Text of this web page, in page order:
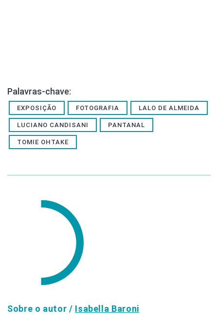
Palavras-chave:
EXPOSIÇÃO FOTOGRAFIA LALO DE ALMEIDA
LUCIANO CANDISANI PANTANAL
TOMIE OHTAKE
Sobre o autor / Isabella Baroni